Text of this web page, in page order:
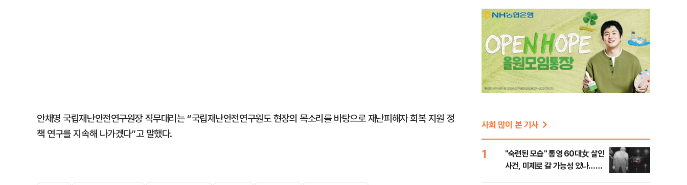
안채명 국립재난안전연구원장 직무대리는 “국립재난안전연구원도 현장의 목소리를 바탕으로 재난피해자 회복 지원 정
책 연구를 지속해 나가겠다”고 말했다.
사회 많이 본 기사
1
"숙련된 모습" 통영 60대女 살인
사건, 미제로 갈 가능성 있나…범